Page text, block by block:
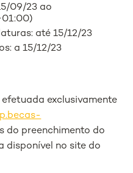
09/23 ao
até 15/12/23
a 15/12/23
exclusivamente
do preenchimento do
disponível no site do